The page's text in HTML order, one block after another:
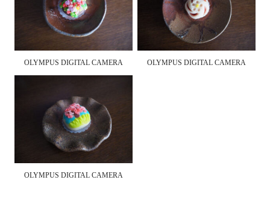
OLYMPUS DIGITAL CAMERA OLYMPUS DIGITAL CAMERA
OLYMPUS DIGITAL CAMERA